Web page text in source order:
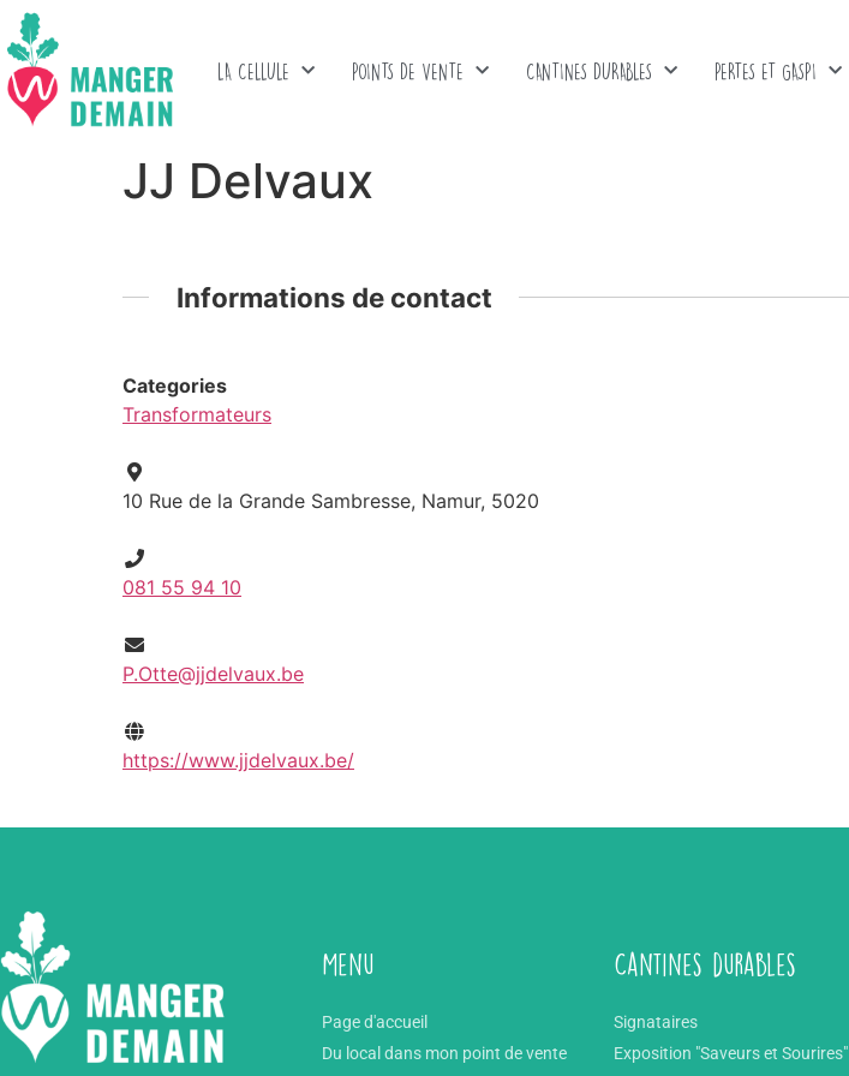
LA CELLULE POINTS DE VENTE CANTINES DURABLES PERTES ET GASPI
JJ Delvaux
Informations de contact
Categories
Transformateurs
10 Rue de la Grande Sambresse, Namur, 5020
081 55 94 10
P.Otte@jjdelvaux.be
https://www.jjdelvaux.be/
Menu
Page d'accueil
Du local dans mon point de vente
Cantines durables
Signataires
Exposition "Saveurs et Sourires"